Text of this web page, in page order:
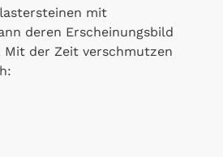
mit
deren Erscheinungsbild
der Zeit verschmutzen